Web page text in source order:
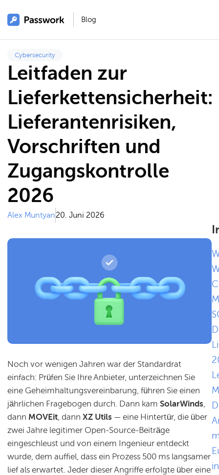
Blog
Cybersecurity
Leitfaden zur
Lieferkettensicherheit:
Lieferantenrisiken,
Vorschriften und
Zugangskontrolle
2026
Alex Muntyan20. Juni 2026
Noch vor wenigen Jahren war der Standardrat
einfach: Prüfen Sie Ihre Anbieter, unterzeichnen Sie
eine Geheimhaltungsvereinbarung, führen Sie einen
jährlichen Fragebogen durch. Dann kam SolarWinds,
dann MOVEit, dann XZ Utils — eine Hintertür, die über
zwei Jahre legitimer Open-Source-Beiträge
eingeschleust und von einem Ingenieur entdeckt
wurde, dem auffiel, dass ein Prozess 500 ms langsamer
lief als erwartet. Jeder dieser Angriffe erfolgte über eine